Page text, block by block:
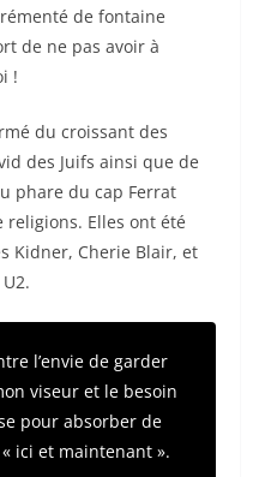
de fontaine
de ne pas avoir à
!
du croissant des
des Juifs ainsi que de
phare du cap Ferrat
Elles ont été
Kidner, Cherie Blair, et
l’envie de garder
viseur et le besoin
pour absorber de
ici et maintenant ».